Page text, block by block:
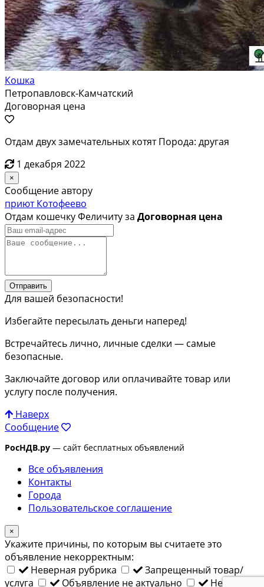
Кошка
Петропавловск-Камчатский
Договорная цена
Отдам двух замечательных котят Порода: другая
1 декабря 2022
×
Сообщение автору
приют Котофеево
Отдам кошечку Феличиту за Договорная цена
Отправить
Для вашей безопасности!
Избегайте пересылать деньги наперед!
Встречайтесь лично, личные сделки — самые
безопасные.
Заключайте договор или оплачивайте товар или
услугу после получения.
Наверх
Сообщение
РосНДВ.ру — сайт бесплатных объявлений
Все объявления
Контакты
Города
Пользовательское соглашение
×
Укажите причины, по которым вы считаете это
объявление некорректным:
Неверная рубрика
Запрещенный товар/
услуга
Объявление не актуально Неверный